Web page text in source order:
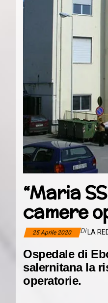
“Maria
camere
25 Aprile 2020 Di LA
Ospedale di
salernitana la
operatorie.